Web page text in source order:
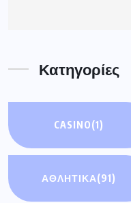
Κατηγορίες
CASINO(1)
ΑΘΛΗΤΙΚΆ(91)